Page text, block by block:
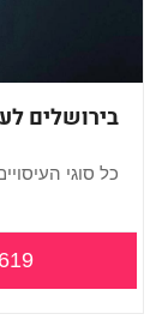
בירושלים
כל סוגי